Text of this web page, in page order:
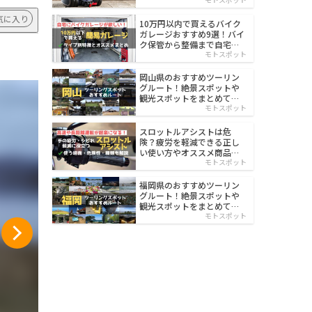
に入り
10万円以内で買えるバイク
ガレージおすすめ9選！バイ
ク保管から整備まで自宅で
モトスポット
岡山県のおすすめツーリン
グルート！絶景スポットや
観光スポットをまとめて紹
モトスポット
スロットルアシストは危
険？疲労を軽減できる正し
い使い方やオススメ商品を
モトスポット
福岡県のおすすめツーリン
グルート！絶景スポットや
観光スポットをまとめて紹
モトスポット